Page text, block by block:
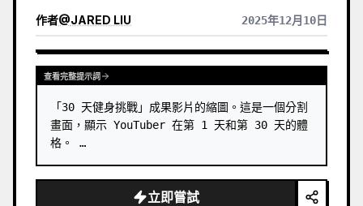
作者@JARED LIU 2025年12月10日
查看完整提示詞
「30 天健身挑戰」成果影片的縮圖。這是一個分割
畫面，顯示 YouTuber 在第 1 天和第 30 天的體
格。 …
立即嘗試